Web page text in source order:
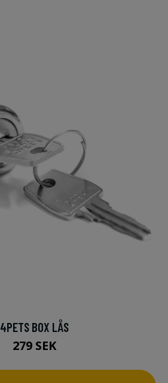
4PETS BOX LÅS
279 SEK